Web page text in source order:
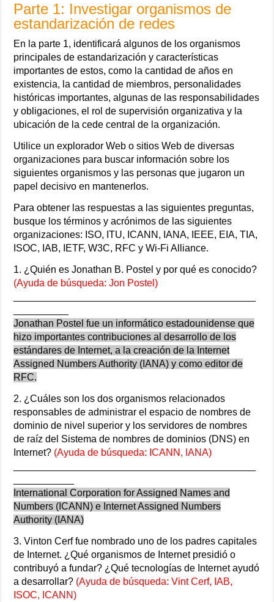
Parte 1: Investigar organismos de
estandarización de redes
En la parte 1, identificará algunos de los organismos
principales de estandarización y características
importantes de estos, como la cantidad de años en
existencia, la cantidad de miembros, personalidades
históricas importantes, algunas de las responsabilidades
y obligaciones, el rol de supervisión organizativa y la
ubicación de la cede central de la organización.
Utilice un explorador Web o sitios Web de diversas
organizaciones para buscar información sobre los
siguientes organismos y las personas que jugaron un
papel decisivo en mantenerlos.
Para obtener las respuestas a las siguientes preguntas,
busque los términos y acrónimos de las siguientes
organizaciones: ISO, ITU, ICANN, IANA, IEEE, EIA, TIA,
ISOC, IAB, IETF, W3C, RFC y Wi-Fi Alliance.
1. ¿Quién es Jonathan B. Postel y por qué es conocido?
(Ayuda de búsqueda: Jon Postel)
Jonathan Postel fue un informático estadounidense que
hizo importantes contribuciones al desarrollo de los
estándares de Internet, a la creación de la Internet
Assigned Numbers Authority (IANA) y como editor de
RFC.
2. ¿Cuáles son los dos organismos relacionados
responsables de administrar el espacio de nombres de
dominio de nivel superior y los servidores de nombres
de raíz del Sistema de nombres de dominios (DNS) en
Internet? (Ayuda de búsqueda: ICANN, IANA)
International Corporation for Assigned Names and
Numbers (ICANN) e Internet Assigned Numbers
Authority (IANA)
3. Vinton Cerf fue nombrado uno de los padres capitales
de Internet. ¿Qué organismos de Internet presidió o
contribuyó a fundar? ¿Qué tecnologías de Internet ayudó
a desarrollar? (Ayuda de búsqueda: Vint Cerf, IAB,
ISOC, ICANN)